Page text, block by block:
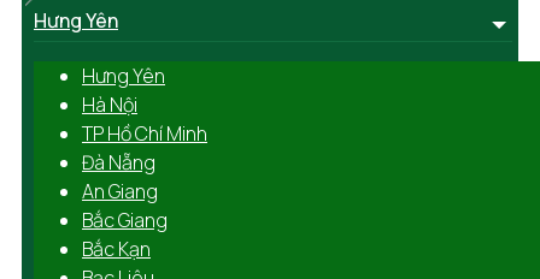
Hưng Yên
Hưng Yên
Hà Nội
TP Hồ Chí Minh
Đà Nẵng
An Giang
Bắc Giang
Bắc Kạn